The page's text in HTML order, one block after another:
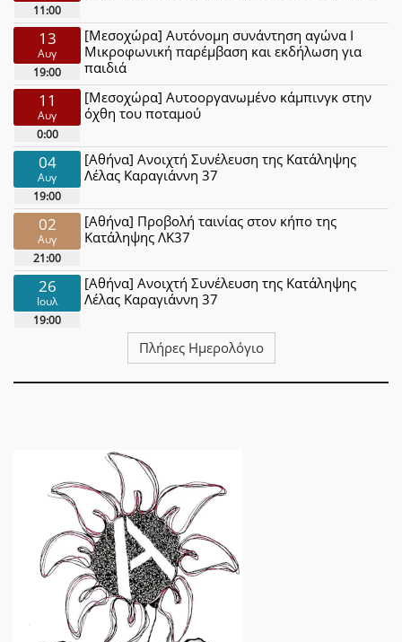
11:00
13
Αυγ
19:00
[Μεσοχώρα] Αυτόνομη συνάντηση αγώνα Ι
Μικροφωνική παρέμβαση και εκδήλωση για
παιδιά
11
Αυγ
0:00
[Μεσοχώρα] Αυτοοργανωμένο κάμπινγκ στην
όχθη του ποταμού
04
Αυγ
19:00
[Αθήνα] Ανοιχτή Συνέλευση της Κατάληψης
Λέλας Καραγιάννη 37
02
Αυγ
21:00
[Αθήνα] Προβολή ταινίας στον κήπο της
Κατάληψης ΛΚ37
26
Ιουλ
19:00
[Αθήνα] Ανοιχτή Συνέλευση της Κατάληψης
Λέλας Καραγιάννη 37
Πλήρες Ημερολόγιο